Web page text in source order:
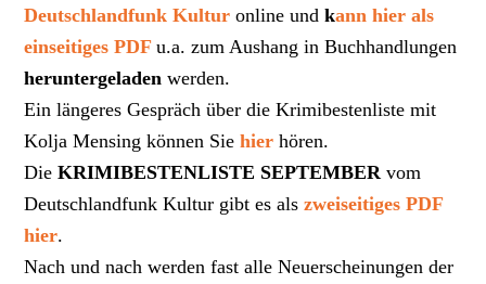
Deutschlandfunk Kultur online undkann hier als
einseitiges PDFu.a. zum Aushang in Buchhandlungen
heruntergeladen werden.
Ein längeres Gespräch über die Krimibestenliste mit
Kolja Mensing können Siehierhören.
DieKRIMIBESTENLISTE SEPTEMBERvom
Deutschlandfunk Kultur gibt es alszweiseitiges PDF
hier.
Nach und nach werden fast alle Neuerscheinungen der